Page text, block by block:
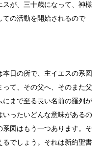
が、三十歳になって、神様
の活動を開始されるので
日の所で、主イエスの系図
て、その父へ、そのまた父
まで至る長い名前の羅列が
ったいどんな意味があるの
図はもう一つあります。そ
でしょう。それは新約聖書